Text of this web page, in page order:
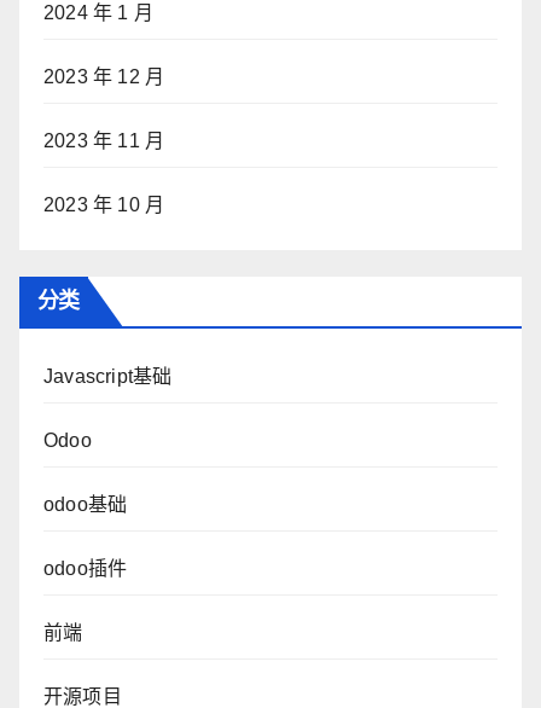
2024 年 1 月
2023 年 12 月
2023 年 11 月
2023 年 10 月
分类
Javascript基础
Odoo
odoo基础
odoo插件
前端
开源项目